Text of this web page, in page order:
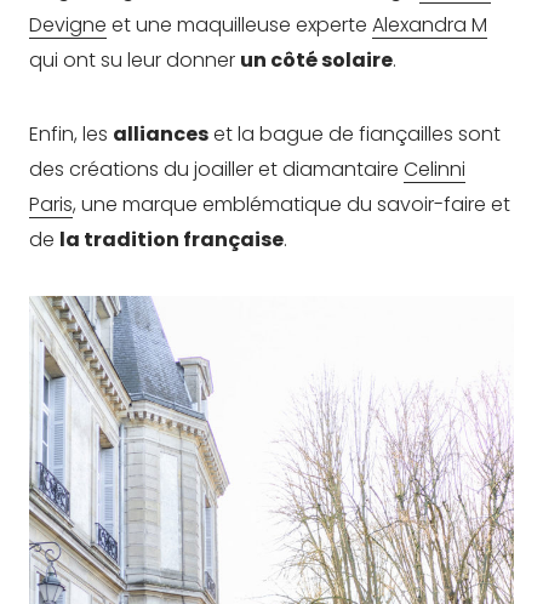
Devigne et une maquilleuse experte Alexandra M
qui ont su leur donner un côté solaire.
Enfin, les allianceset la bague de fiançailles sont
des créations du joailler et diamantaire Celinni
Paris, une marque emblématique du savoir-faire et
de la tradition française.